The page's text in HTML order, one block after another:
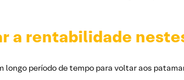
a rentabilidade
longo período de tempo para voltar aos